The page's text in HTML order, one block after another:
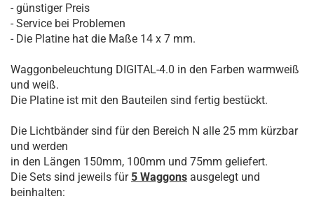
- günstiger Preis
- Service bei Problemen
- Die Platine hat die Maße 14 x 7 mm.
Waggonbeleuchtung DIGITAL-4.0 in den Farben warmweiß
und weiß.
Die Platine ist mit den Bauteilen sind fertig bestückt.
Die Lichtbänder sind für den Bereich N alle 25 mm kürzbar
und werden
in den Längen 150mm, 100mm und 75mm geliefert.
Die Sets sind jeweils für 5 Waggons ausgelegt und
beinhalten: